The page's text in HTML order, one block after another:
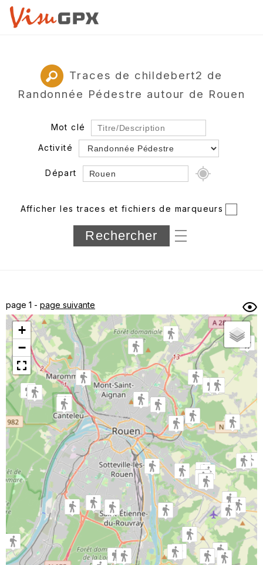
Traces de childebert2 de
Randonnée Pédestre autour de Rouen
Mot clé
Activité
Départ
Département
Longueur min/max
sous-dossiers
Trier par
Horodatage Photos
Afficher les traces et fichiers de marqueurs
page 1 - page suivante
+
−